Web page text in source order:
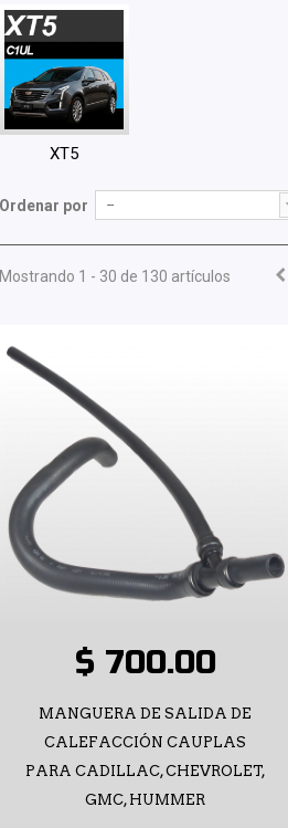
XT5
Ordenar por --
Mostrando 1 - 30 de 130 artículos
$ 700.00
MANGUERA DE SALIDA DE
CALEFACCIÓN CAUPLAS
PARA CADILLAC, CHEVROLET,
GMC, HUMMER